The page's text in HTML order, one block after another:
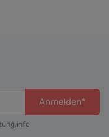
Anmelden*